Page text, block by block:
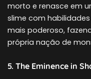
morto e renasce em
slime com
mais poderoso,
própria nação de
5. The Eminence in